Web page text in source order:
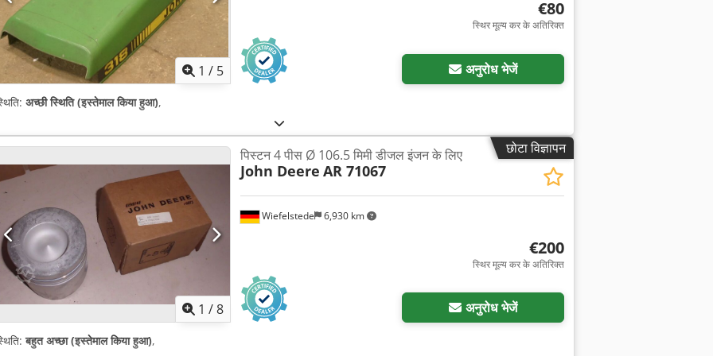
1 / 5
€80
स्थिर मूल्य कर के अतिरिक्त
अनुरोध भेजें
अच्छी स्थिति (इस्तेमाल किया हुआ),
छोटा विज्ञापन
1 /8
Wiefelstede 6,930 km
पिस्टन 4 पीस Ø 106.5 मिमी डीजल इंजन के लिए
John Deere AR 71067
€200
स्थिर मूल्य कर के अतिरिक्त
अनुरोध भेजें
बहुत अच्छा (इस्तेमाल किया हुआ),